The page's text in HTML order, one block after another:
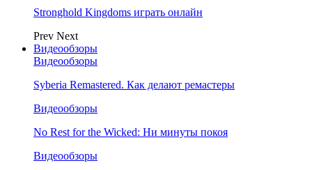
Stronghold Kingdoms играть онлайн
Prev Next
Видеообзоры
Видеообзоры
Syberia Remastered. Как делают ремастеры
Видеообзоры
No Rest for the Wicked: Ни минуты покоя
Видеообзоры